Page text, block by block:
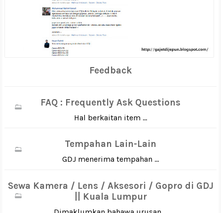
Feedback
FAQ : Frequently Ask Questions
Hal berkaitan item ...
Tempahan Lain-Lain
GDJ menerima tempahan ...
Sewa Kamera / Lens / Aksesori / Gopro di GDJ
|| Kuala Lumpur